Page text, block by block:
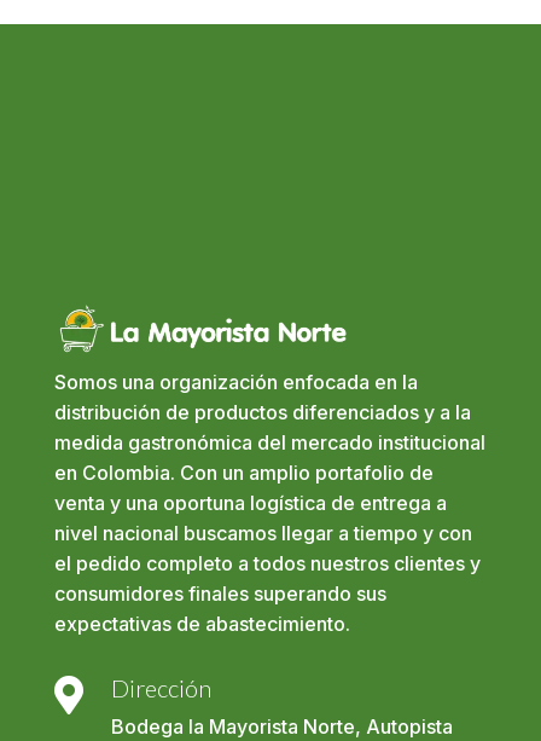
Somos una organización enfocada en la
distribución de productos diferenciados y a la
medida gastronómica del mercado institucional
en Colombia. Con un amplio portafolio de
venta y una oportuna logística de entrega a
nivel nacional buscamos llegar a tiempo y con
el pedido completo a todos nuestros clientes y
consumidores finales superando sus
expectativas de abastecimiento.
 Dirección
Bodega la Mayorista Norte, Autopista